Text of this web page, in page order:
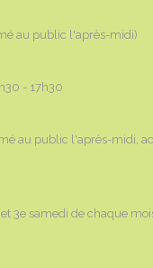
au public l'après-midi)
- 17h30
au public l'après-midi,
et 3e samedi de chaque